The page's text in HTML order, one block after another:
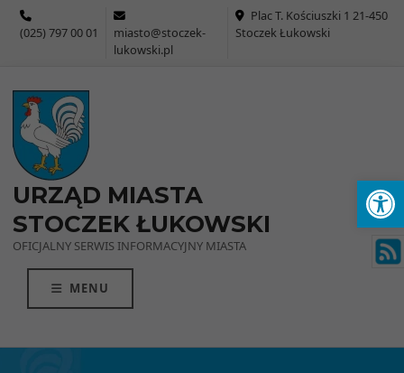
(025) 797 00 01
miasto@stoczek-
lukowski.pl
Plac T. Kościuszki 1 21-450
Stoczek Łukowski
URZĄD MIASTA
STOCZEK ŁUKOWSKI
OFICJALNY SERWIS INFORMACYJNY MIASTA
MENU